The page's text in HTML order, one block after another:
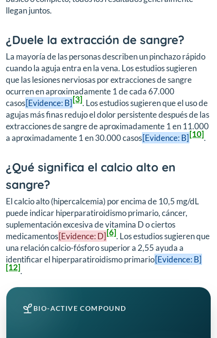
llegan juntos.
¿Duele la extracción de sangre?
La mayoría de las personas describen un pinchazo rápido
cuando la aguja entra en la vena. Los estudios sugieren
que las lesiones nerviosas por extracciones de sangre
ocurren en aproximadamente 1 de cada 67.000
casos[Evidence: B][3]. Los estudios sugieren que el uso de
agujas más finas redujo el dolor persistente después de las
extracciones de sangre de aproximadamente 1 en 11.000
a aproximadamente 1 en 30.000 casos[Evidence: B][10].
¿Qué significa el calcio alto en
sangre?
El calcio alto (hipercalcemia) por encima de 10,5 mg/dL
puede indicar hiperparatiroidismo primario, cáncer,
suplementación excesiva de vitamina D o ciertos
medicamentos[Evidence: D][6]. Los estudios sugieren que
una relación calcio-fósforo superior a 2,55 ayuda a
identificar el hiperparatiroidismo primario[Evidence: B]
[12].
BIO-ACTIVE COMPOUND